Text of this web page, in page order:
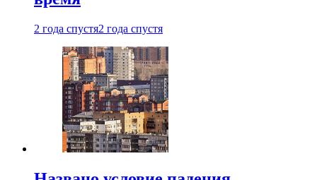
2 года спустя2 года спустя